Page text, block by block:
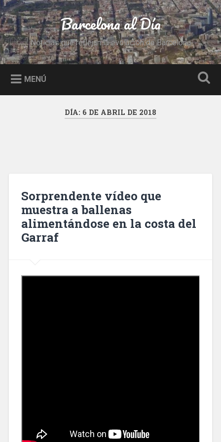
Saltar
al
contenido
Buscar Barcelona al Día
Noticias que reflejan la evolución de Barcelona
MENÚ
DÍA: 6 DE ABRIL DE 2018
Sorprendente vídeo que
muestra a ballenas
alimentándose en la costa del
Garraf